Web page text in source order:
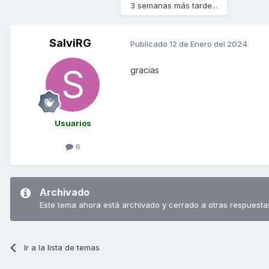
3 semanas más tarde...
SalviRG
Usuarios
6
Publicado 12 de Enero del 2024
gracias
Archivado
Este tema ahora está archivado y cerrado a otras
Ir a la lista de temas